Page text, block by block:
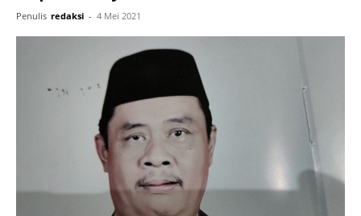
Penulis redaksi - 4 Mei 2021